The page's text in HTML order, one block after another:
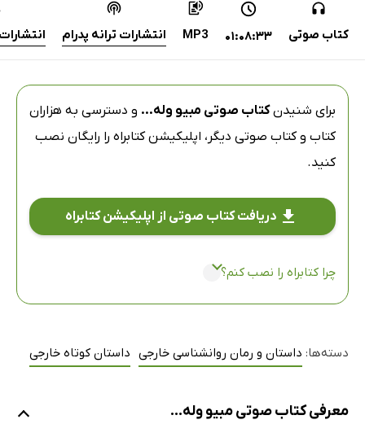
کتاب صوتی 01:08:33
MP3 انتشارات ترانه پدرام
برای شنیدنکتاب صوتی مبیو وله... و دسترسی به هزاران
کتاب و کتاب صوتی دیگر، اپلیکیشن کتابراه را رایگان نصب
کنید.
دریافت کتاب صوتی از اپلیکیشن کتابراه
چرا کتابراه را نصب کنم؟
دسته‌ها: داستان و رمان روانشناسی خارجی داستان کوتاه خارجی
معرفی کتاب صوتی مبیو وله...